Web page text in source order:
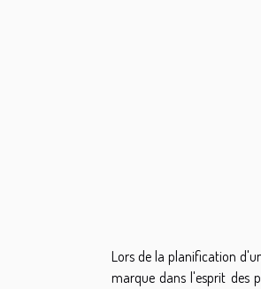
Lors de la planification
marque dans l'esprit des